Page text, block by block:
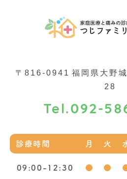
〒816-0941 福岡県大野
28
Tel. 092-
診療時間 月 火
09:00-12:30 ● ●